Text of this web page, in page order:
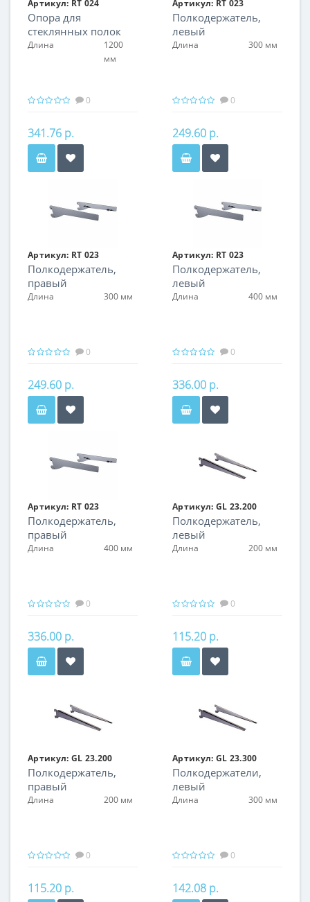
Артикул: RT 024
Опора для
стеклянных полок
Длина
1200
мм
0
341.76 р.
Артикул: RT 023
Полкодержатель,
левый
Длина 300 мм
0
249.60 р.
Артикул: RT 023
Полкодержатель,
правый
Длина 300 мм
0
249.60 р.
Артикул: RT 023
Полкодержатель,
левый
Длина 400 мм
0
336.00 р.
Артикул: RT 023
Полкодержатель,
правый
Длина 400 мм
0
336.00 р.
Артикул: GL 23.200
Полкодержатель,
левый
Длина 200 мм
0
115.20 р.
Артикул: GL 23.200
Полкодержатель,
правый
Длина 200 мм
0
115.20 р.
Артикул: GL 23.300
Полкодержатели,
левый
Длина 300 мм
0
142.08 р.